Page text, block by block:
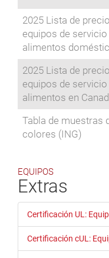
2025 Lista de
equipos de servicio
alimentos
2025 Lista de
equipos de servicio
alimentos en
Tabla de muestras
colores (ING)
EQUIPOS
Extras
Certificación UL:
Certificación cUL: